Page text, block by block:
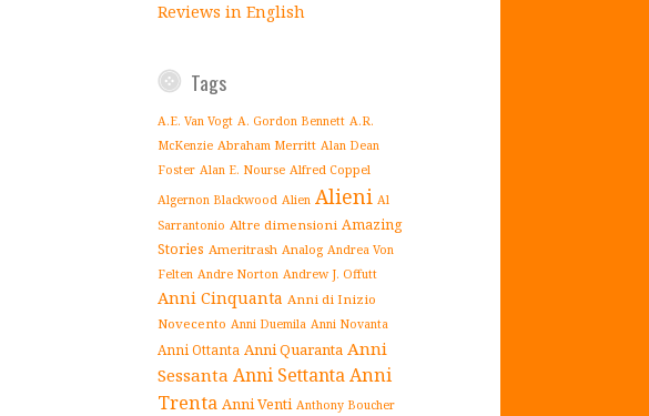
Reviews in English
Tags
A.E. Van Vogt A. Gordon Bennett A.R.
McKenzie Abraham Merritt Alan Dean
Foster Alan E. Nourse Alfred Coppel
Algernon Blackwood Alien Alieni Al
Sarrantonio Altre dimensioni Amazing
Stories Ameritrash Analog Andrea Von
Felten Andre Norton Andrew J. Offutt
Anni Cinquanta Anni di Inizio
Novecento Anni Duemila Anni Novanta
Anni Ottanta Anni Quaranta Anni
Sessanta Anni SettantaAnni
Trenta Anni Venti Anthony Boucher